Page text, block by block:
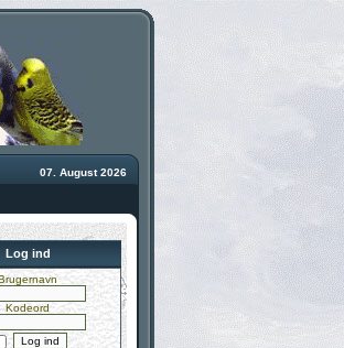
07. August 2026
Log ind
Kodeord